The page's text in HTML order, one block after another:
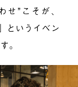
”こそが、
というイベン
。